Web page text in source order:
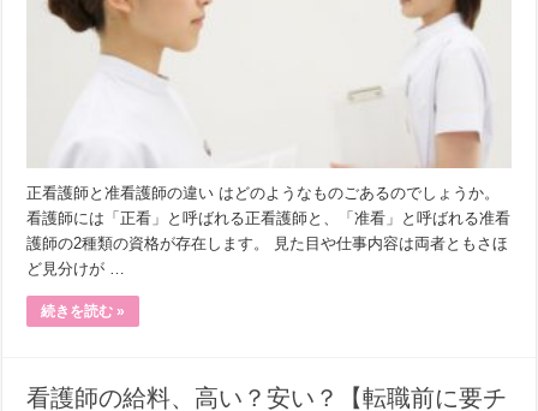
正看護師と准看護師の違い はどのようなものごあるのでしょうか。
看護師には「正看」と呼ばれる正看護師と、「准看」と呼ばれる准看
護師の2種類の資格が存在します。 見た目や仕事内容は両者ともさほ
ど見分けが …
続きを読む »
看護師の給料、高い？安い？【転職前に要チ